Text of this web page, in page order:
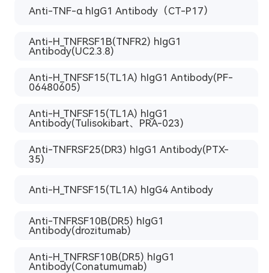
Anti-TNF-α hIgG1 Antibody（CT-P17）
Anti-H_TNFRSF1B(TNFR2) hIgG1
Antibody(UC2.3.8)
Anti-H_TNFSF15(TL1A) hIgG1 Antibody(PF-
06480605)
Anti-H_TNFSF15(TL1A) hIgG1
Antibody(Tulisokibart、PRA-023)
Anti-TNFRSF25(DR3) hIgG1 Antibody(PTX-
35)
Anti-H_TNFSF15(TL1A) hIgG4 Antibody
Anti-TNFRSF10B(DR5) hIgG1
Antibody(drozitumab)
Anti-H_TNFRSF10B(DR5) hIgG1
Antibody(Conatumumab)